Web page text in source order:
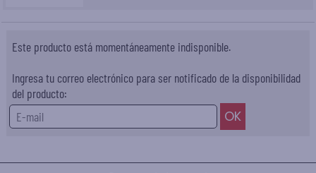
Este producto está momentáneamente indisponible.
Ingresa tu correo electrónico para ser notificado de la disponibilidad
del producto: